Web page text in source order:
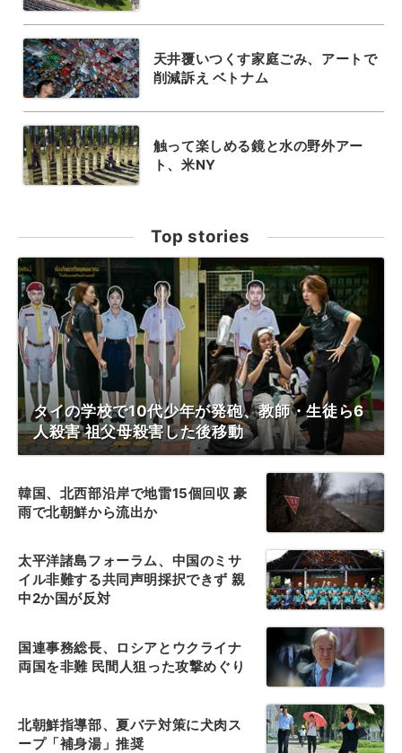
天井覆いつくす家庭ごみ、アートで
削減訴え ベトナム
触って楽しめる鏡と水の野外アー
ト、米NY
Top stories
タイの学校で10代少年が発砲、教師・生徒ら6
人殺害 祖父母殺害した後移動
韓国、北西部沿岸で地雷15個回収 豪
雨で北朝鮮から流出か
太平洋諸島フォーラム、中国のミサ
イル非難する共同声明採択できず 親
中2か国が反対
国連事務総長、ロシアとウクライナ
両国を非難 民間人狙った攻撃めぐり
北朝鮮指導部、夏バテ対策に犬肉ス
ープ「補身湯」推奨